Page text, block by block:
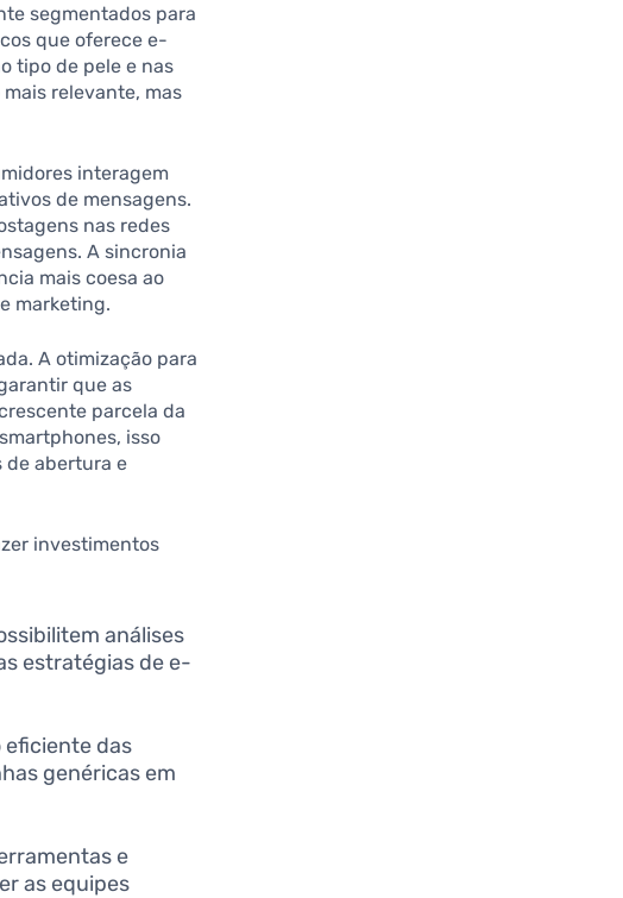
segmentados para
que oferece e-
tipo de pele e nas
relevante, mas
interagem
de mensagens.
nas redes
A sincronia
mais coesa ao
marketing.
A otimização para
que as
parcela da
isso
de abertura e
investimentos
análises
estratégias de e-
eficiente das
genéricas em
e
as equipes